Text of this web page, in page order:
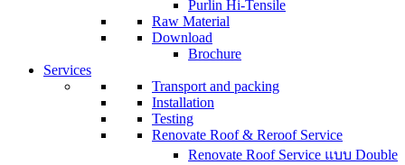
Purlin Hi-Tensile
Raw Material
Download
Brochure
Services
Transport and packing
Installation
Testing
Renovate Roof & Reroof Service
Renovate Roof Service แบบ Double